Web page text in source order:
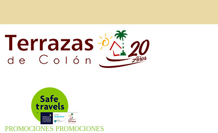
PROMOCIONES PROMOCIONES